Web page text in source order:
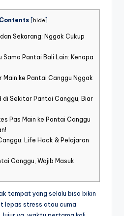
[hide]
Sekarang: Nggak Cukup
Sama Pantai Bali Lain: Kenapa
Main ke Pantai Canggu Nggak
di Sekitar Pantai Canggu, Biar
Pas Main ke Pantai Canggu
Life Hack & Pelajaran
Canggu, Wajib Masuk
tempat yang selalu bisa bikin
lepas stress atau cuma